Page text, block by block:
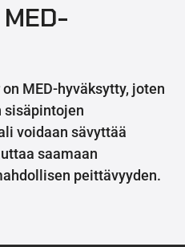
MED-hyväksytty, joten
sisäpintojen
voidaan sävyttää
saamaan
peittävyyden.